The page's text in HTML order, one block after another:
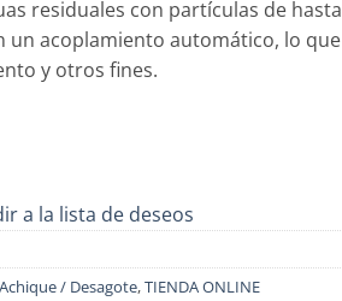
residuales con partículas de hasta
un acoplamiento automático, lo que
y otros fines.
a la lista de deseos
/ Desagote,TIENDA ONLINE